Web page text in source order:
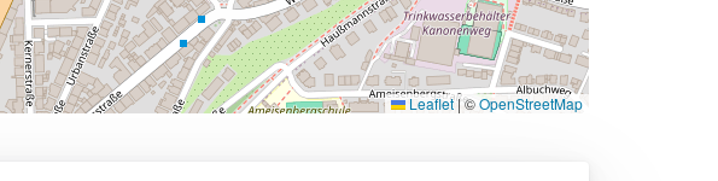
Leaflet|©OpenStreetMap